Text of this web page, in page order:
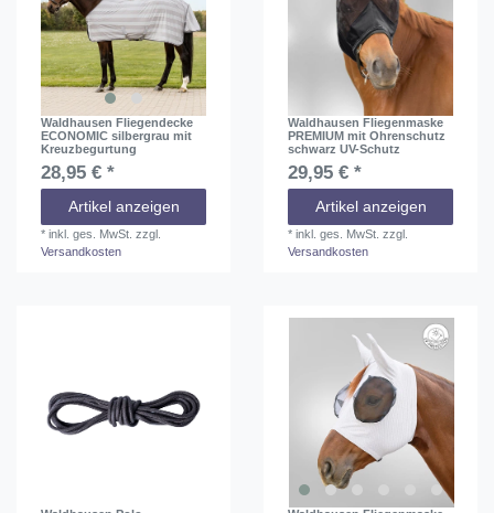
Waldhausen Fliegendecke
ECONOMIC silbergrau mit
Kreuzbegurtung
28,95 € *
Artikel anzeigen
*inkl. ges. MwSt. zzgl.
Versandkosten
Waldhausen Fliegenmaske
PREMIUM mit Ohrenschutz
schwarz UV-Schutz
29,95 € *
Artikel anzeigen
*inkl. ges. MwSt. zzgl.
Versandkosten